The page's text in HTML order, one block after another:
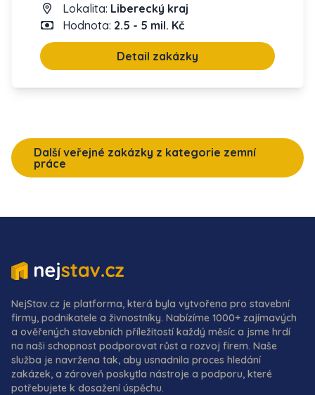
Lokalita: Liberecký kraj
Hodnota: 2.5 - 5 mil. Kč
Detail zakázky
Další veřejné zakázky z kategorie zemní
práce
NejStav.cz je platforma, která byla vytvořena pro stavební
firmy, podnikatele a živnostníky. Nabízíme 1000+ zajímavých
a ověřených stavebních příležitostí každý měsíc a jsme hrdí
na naši schopnost podporovat růst a rozvoj firem. Naše
služba je navržena tak, aby usnadnila proces hledání
zakázek, a zároveň poskytla nástroje a podporu, které
potřebujete k dosažení úspěchu.